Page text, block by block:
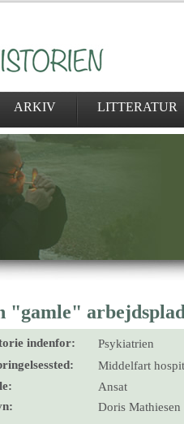
ARKIV LITTERATUR
"gamle"
indenfor:
Psykiatrien
Middelfart
Ansat
Doris Mathiesen